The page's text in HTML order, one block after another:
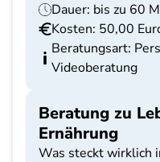
Dauer: bis zu 60
Kosten: 50,00
Beratungsart:
Videoberatung
Beratung zu
Ernährung
Was steckt wirklich